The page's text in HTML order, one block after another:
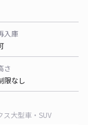
入庫
さ
限なし
ス大型車・SUV